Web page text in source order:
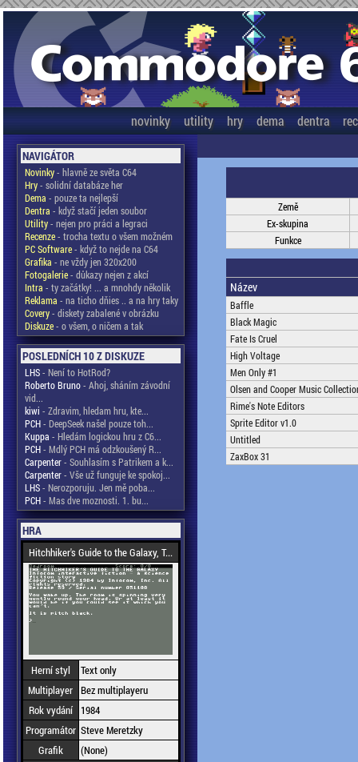
novinky utility hry dema dentra
NAVIGÁTOR
Novinky- hlavně ze světa C64
Hry- solidní databáze her
Dema - pouze ta nejlepší
Dentra - když stačí jeden soubor
Utility- nejen pro práci a legraci
Recenze- trocha textu o všem možném
PC Software- když to nejde na C64
Grafika - ne vždy jen 320x200
Fotogalerie- důkazy nejen z akcí
Intra - ty začátky! ... a mnohdy několik
Reklama - na ticho dňies .. a na hry taky
Covery- diskety zabalené v obrázku
Diskuze- o všem, o ničem a tak
POSLEDNÍCH 10 Z DISKUZE
LHS- Není to HotRod?
Roberto Bruno- Ahoj, sháním závodní
vid...
kiwi - Zdravim, hledam hru, kte...
PCH- DeepSeek našel pouze toh...
Kuppa - Hledám logickou hru z C6...
PCH- Mdlý PCH má odzkoušený R...
Carpenter- Souhlasím s Patrikem a k...
Carpenter- Vše už funguje ke spokoj...
LHS- Nerozporuju. Jen mě poba...
PCH- Mas dve moznosti. 1. bu...
HRA
Hitchhiker's Guide to the Galaxy, T...
Herní styl
Text only
Multiplayer Bez multiplayeru
Rok vydání
1984
Programátor Steve Meretzky
Grafik
(None)
Země
Ex-skupina
Funkce
Název
Baffle
Black Magic
Fate Is Cruel
High Voltage
Men Only #1
Olsen and Cooper Music
Rime's Note Editors
Sprite Editor v1.0
Untitled
ZaxBox 31